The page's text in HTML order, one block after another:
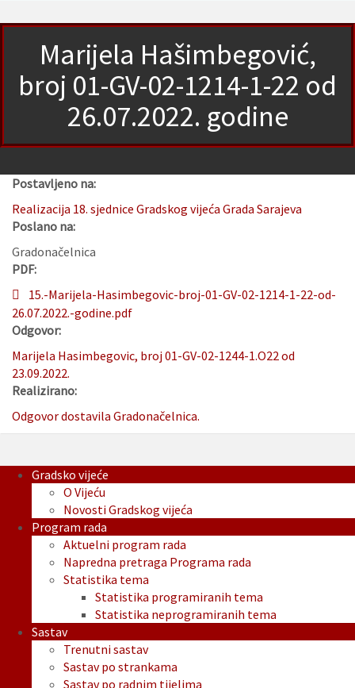
Marijela Hašimbegović,
broj 01-GV-02-1214-1-22 od
26.07.2022. godine
Postavljeno na:
Realizacija 18. sjednice Gradskog vijeća Grada Sarajeva
Poslano na:
Gradonačelnica
PDF:
15.-Marijela-Hasimbegovic-broj-01-GV-02-1214-1-22-od-
26.07.2022.-godine.pdf
Odgovor:
Marijela Hasimbegovic, broj 01-GV-02-1244-1.O22 od
23.09.2022.
Realizirano:
Odgovor dostavila Gradonačelnica.
Gradsko vijeće
O Vijeću
Novosti Gradskog vijeća
Program rada
Aktuelni program rada
Napredna pretraga Programa rada
Statistika tema
Statistika programiranih tema
Statistika neprogramiranih tema
Sastav
Trenutni sastav
Sastav po strankama
Sastav po radnim tijelima